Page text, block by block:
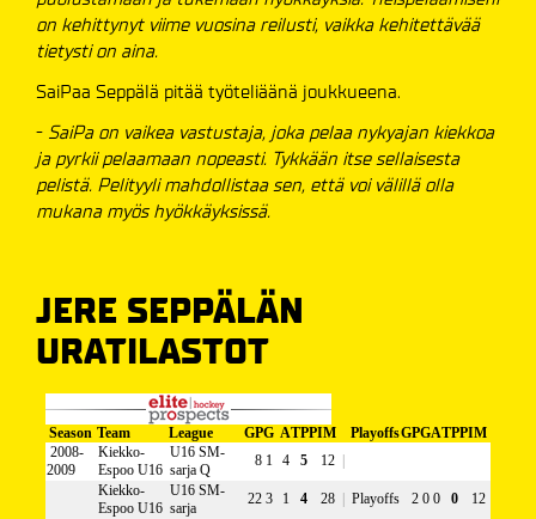
on kehittynyt viime vuosina reilusti, vaikka kehitettävää
tietysti on aina.
SaiPaa Seppälä pitää työteliäänä joukkueena.
- SaiPa on vaikea vastustaja, joka pelaa nykyajan kiekkoa
ja pyrkii pelaamaan nopeasti. Tykkään itse sellaisesta
pelistä. Pelityyli mahdollistaa sen, että voi välillä olla
mukana myös hyökkäyksissä.
JERE SEPPÄLÄN
URATILASTOT